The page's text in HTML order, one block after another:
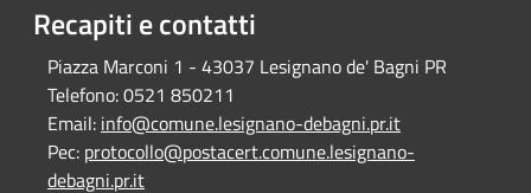
Recapiti e contatti
Piazza Marconi 1 - 43037 Lesignano de' Bagni PR
Telefono:0521 850211
Email: info@comune.lesignano-debagni.pr.it
Pec: protocollo@postacert.comune.lesignano-
debagni.pr.it